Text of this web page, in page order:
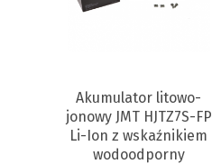
Akumulator litowo-
jonowy JMT HJTZ7S-FP
Li-Ion z wskaźnikiem
wodoodporny